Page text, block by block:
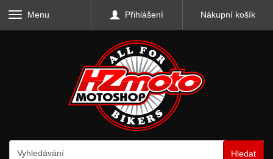
Menu Přihlášení Nákupní košík
Hledat